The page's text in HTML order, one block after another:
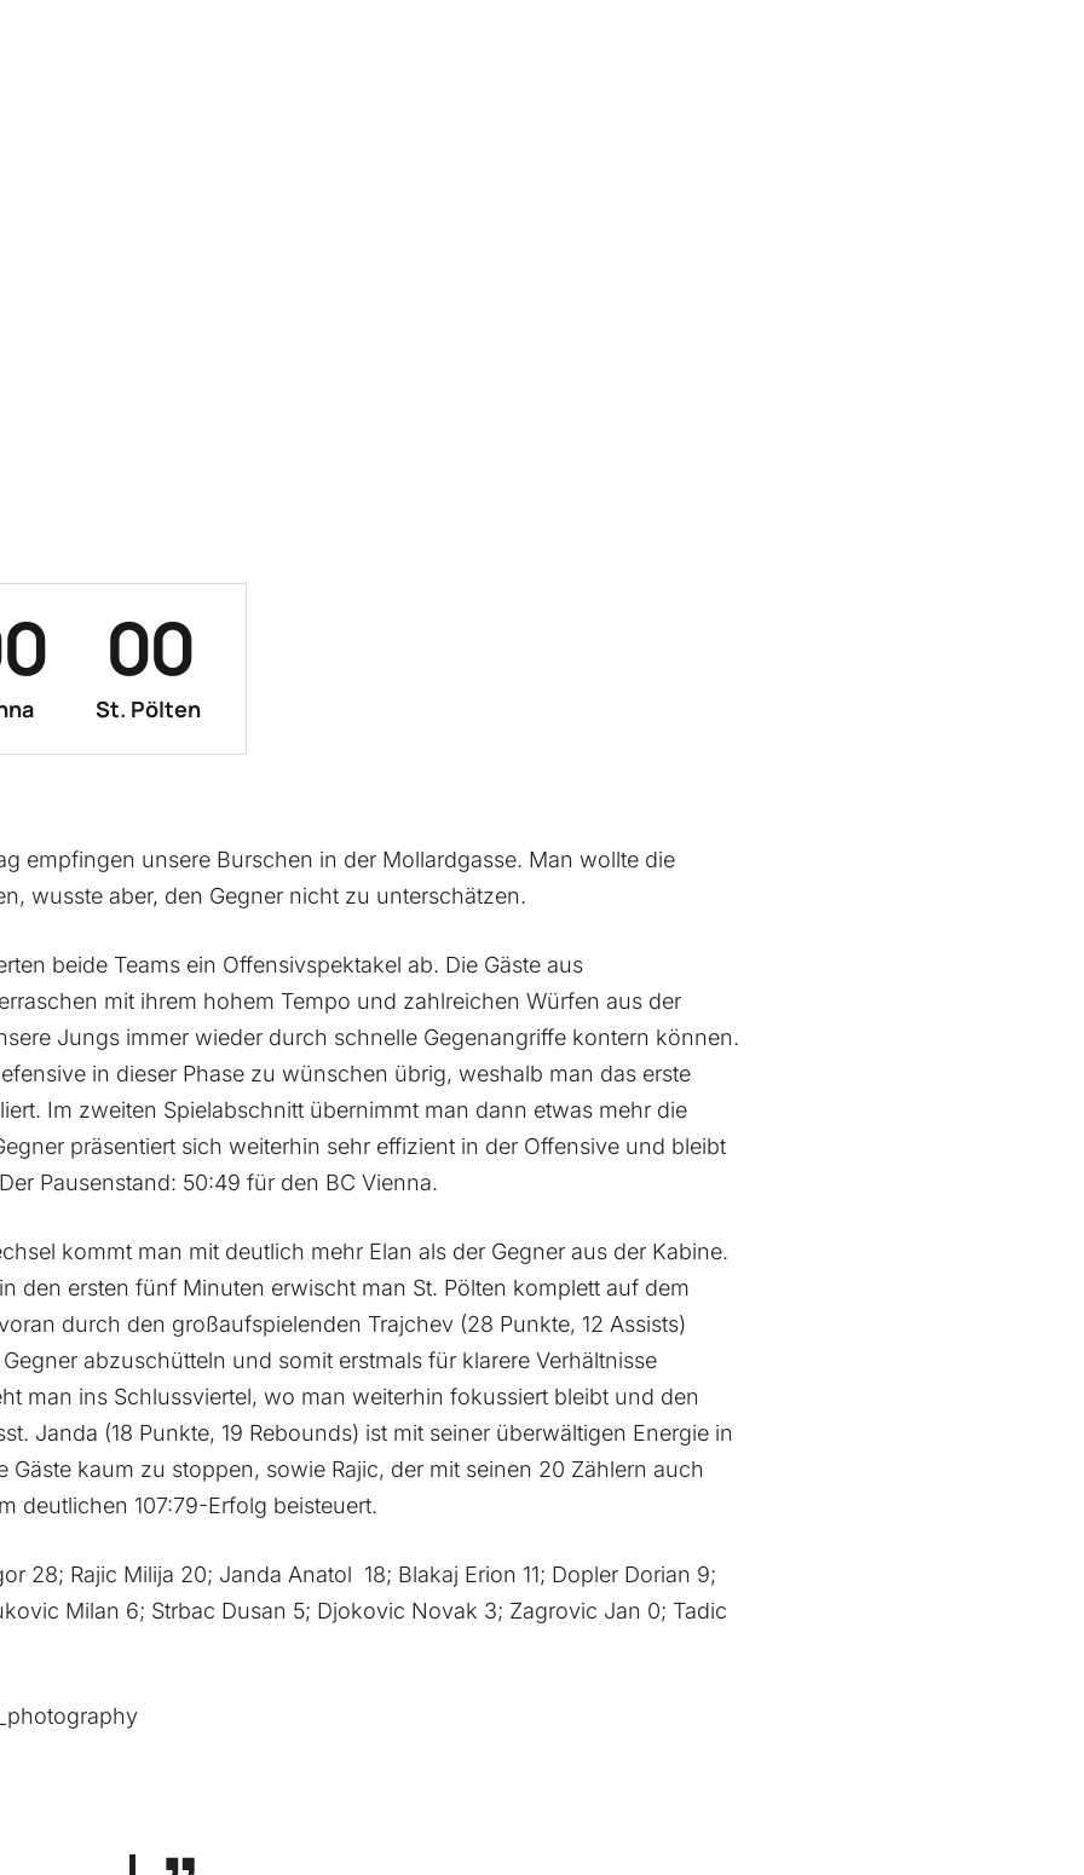
0
1
3
4
5
6
7
8
9
0
0
1
3
4
5
6
7
8
9
0
0
1
3
4
5
6
7
8
9
0
St. Pölten
empfingen unsere Burschen in der Mollardgasse. Man wollte die
wusste aber, den Gegner nicht zu unterschätzen.
beide Teams ein Offensivspektakel ab. Die Gäste aus
mit ihrem hohem Tempo und zahlreichen Würfen aus der
Jungs immer wieder durch schnelle Gegenangriffe kontern können.
in dieser Phase zu wünschen übrig, weshalb man das erste
Im zweiten Spielabschnitt übernimmt man dann etwas mehr die
präsentiert sich weiterhin sehr effizient in der Offensive und bleibt
Pausenstand: 50:49 für den BC Vienna.
kommt man mit deutlich mehr Elan als der Gegner aus der Kabine.
den ersten fünf Minuten erwischt man St. Pölten komplett auf dem
durch den großaufspielenden Trajchev (28 Punkte, 12 Assists)
abzuschütteln und somit erstmals für klarere Verhältnisse
man ins Schlussviertel, wo man weiterhin fokussiert bleibt und den
Janda (18 Punkte, 19 Rebounds) ist mit seiner überwältigen Energie in
Gäste kaum zu stoppen, sowie Rajic, der mit seinen 20 Zählern auch
deutlichen 107:79-Erfolg beisteuert.
28; Rajic Milija 20; Janda Anatol 18; Blakaj Erion 11; Dopler Dorian 9;
Milan 6; Strbac Dusan 5; Djokovic Novak 3; Zagrovic Jan 0; Tadic